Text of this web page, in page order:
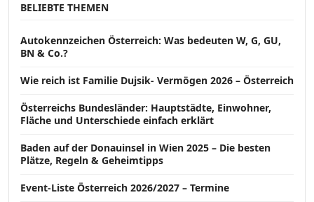
BELIEBTE THEMEN
Autokennzeichen Österreich: Was bedeuten W, G, GU,
BN & Co.?
Wie reich ist Familie Dujsik- Vermögen 2026 – Österreich
Österreichs Bundesländer: Hauptstädte, Einwohner,
Fläche und Unterschiede einfach erklärt
Baden auf der Donauinsel in Wien 2025 – Die besten
Plätze, Regeln & Geheimtipps
Event-Liste Österreich 2026/2027 – Termine